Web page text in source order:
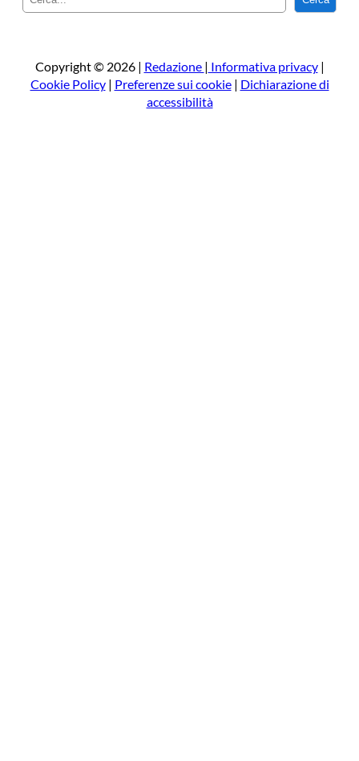
e
a
Copyright © 2026 | Redazione | Informativa privacy|
Cookie Policy| Preferenze sui cookie| Dichiarazione di
accessibilità